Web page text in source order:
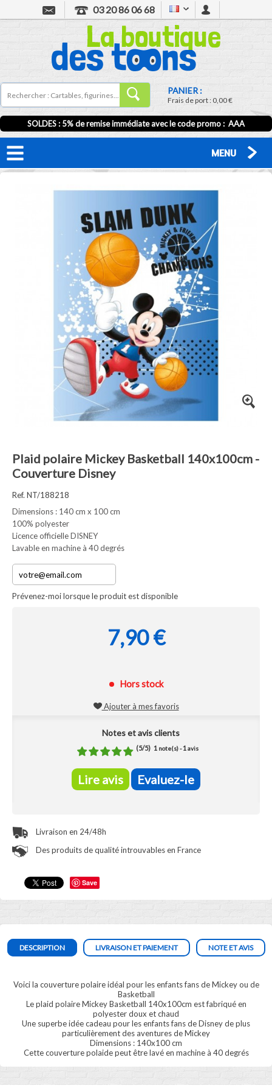
03 20 86 06 68
PANIER :
Frais de port :0,00 €
SOLDES : 5% de remise immédiate avec le code promo : AAA
MENU
Save
Plaid polaire Mickey Basketball 140x100cm -
Couverture Disney
Ref. NT/188218
Dimensions : 140 cm x 100 cm
100% polyester
Licence officielle DISNEY
Lavable en machine à 40 degrés
Prévenez-moi lorsque le produit est disponible
7,90 €
Hors stock
Ajouter à mes favoris
Notes et avis clients
(5/5) 1note(s) -1avis
Lire avis Evaluez-le
Livraison en 24/48h
Des produits de qualité introuvables en France
DESCRIPTION LIVRAISON ET PAIEMENT NOTE ET AVIS
Voici la couverture polaire idéal pour les enfants fans de Mickey ou de
Basketball
Le plaid polaire Mickey Basketball 140x100cm est fabriqué en
polyester doux et chaud
Une superbe idée cadeau pour les enfants fans de Disney de plus
particulièrement des aventures de Mickey
Dimensions : 140x100 cm
Cette couverture polaide peut être lavé en machine à 40 degrés